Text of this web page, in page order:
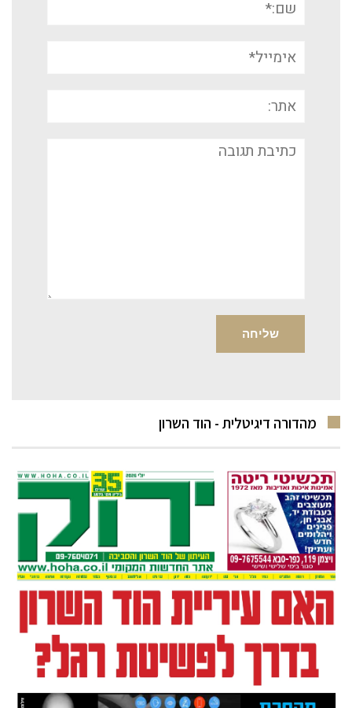
אימייל*
תגובה
מהדורה דיגיטלית - הוד השרון